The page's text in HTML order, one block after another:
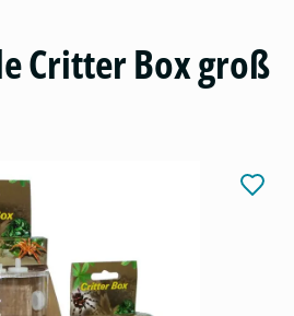
Critter Box groß